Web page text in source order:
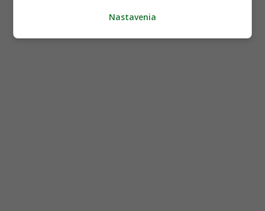
Nastavenia